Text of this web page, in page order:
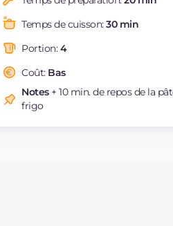
Graisses
saturés
Fibre
Sodium
Temps de cuisson:30 min
Portion:4
Coût: Bas
Notes+ 10 min. de repos de la
frigo